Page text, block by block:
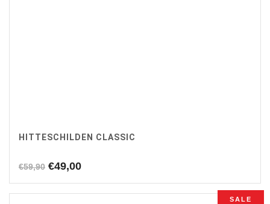
HITTESCHILDEN CLASSIC
€59,90 Oorspronkelijke
was:
€49,00Huidige
is:
SALE